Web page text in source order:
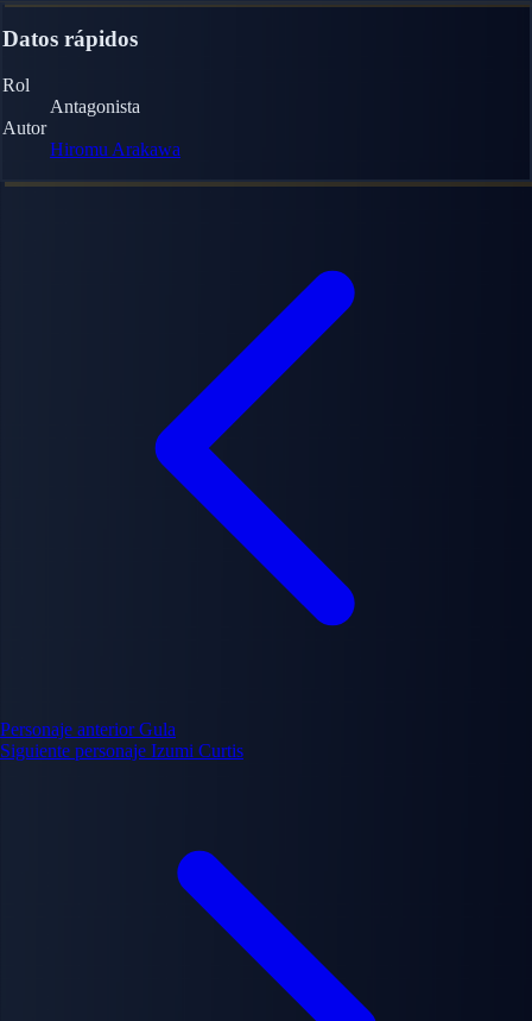
Datos rápidos
Rol
Antagonista
Autor
Hiromu Arakawa
Personaje anterior Gula
Siguiente personaje Izumi Curtis